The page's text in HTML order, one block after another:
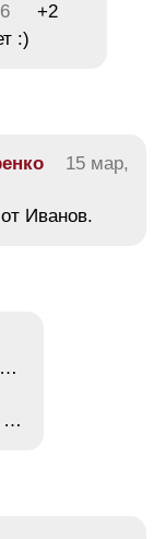
+2
:)
15 мар,
Иванов.
…